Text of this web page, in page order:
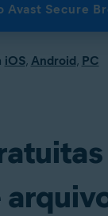
Avast Secure
iOS, Android, PC